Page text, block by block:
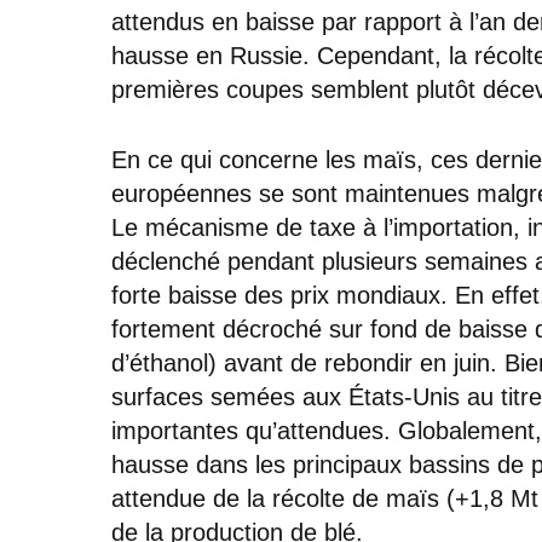
attendus en baisse par rapport à l’an
hausse en Russie. Cependant, la
premières coupes semblent plutôt
En ce qui concerne les maïs, ces
européennes se sont maintenues
Le mécanisme de taxe à l’importation,
déclenché pendant plusieurs
forte baisse des prix mondiaux. En
fortement décroché sur fond de baisse
d’éthanol) avant de rebondir en juin.
surfaces semées aux États-Unis au
importantes qu’attendues.
hausse dans les principaux bassins de
attendue de la récolte de maïs (+1,8
de la production de blé.